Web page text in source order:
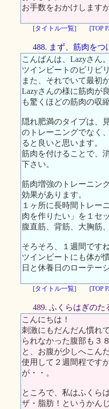
お手数をおかけします
[タイトル一覧] [TOP
488. まず、筋肉を
こんばんは、Lazyさん。
ツインビートのビリビ
また、それでいて最初
Lazyさんの様に筋肉が
も驚くほどの筋肉の収
隠れ肥満のタイプは、
のトレーニングでなく
ると良いと思います。
筋肉を付けることで、
下さい。
筋肉増強のトレーニン
効果があります。
１ヶ所に長時間トレー
肉を作りたい」を１セ
腹直筋、背筋、大胸筋
そろそろ、１週間ですね
ツインビートにも体が
日と休養日のローテー
[タイトル一覧] [TOP
489. ふくらはぎのた
こんにちは！
刺激にもだんだん慣れ
られなかった腹部も３
と、お腹が少しへこん
使用して２週間程です
が・・。
ところで、私はふくら
ザ・脂肪！というかん